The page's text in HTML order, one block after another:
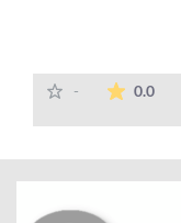
- 0.0